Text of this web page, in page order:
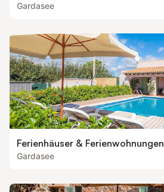
Gardasee
Ferienhäuser & Ferienwohnungen
Gardasee